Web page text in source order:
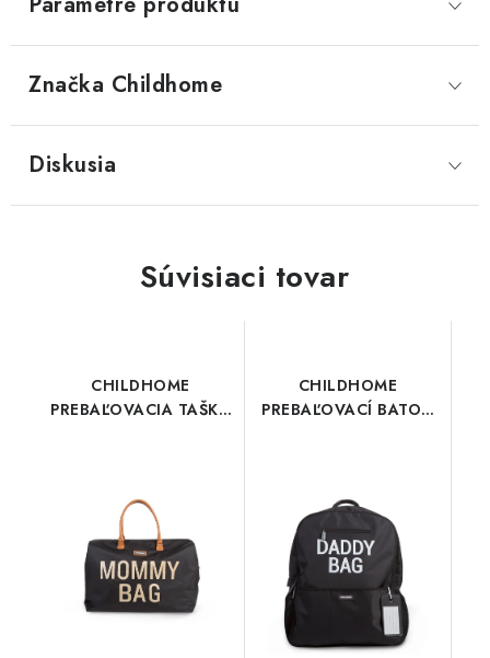
Značka Childhome
Diskusia
Súvisiaci tovar
CHILDHOME
PREBAĽOVACIA TAŠKA
CHILDHOME
PREBAĽOVACÍ BATOH